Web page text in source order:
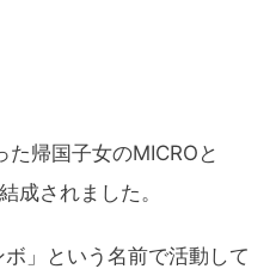
帰国子女のMICROと
成されました。
」という名前で活動して